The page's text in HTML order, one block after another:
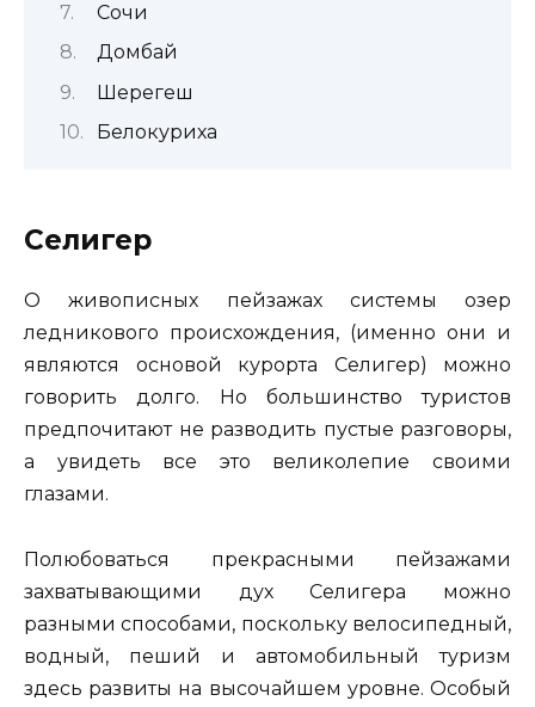
Сочи
Домбай
Шерегеш
Белокуриха
Селигер
О живописных пейзажах системы озер
ледникового происхождения, (именно они и
являются основой курорта Селигер) можно
говорить долго. Но большинство туристов
предпочитают не разводить пустые разговоры,
а увидеть все это великолепие своими
глазами.
Полюбоваться прекрасными пейзажами
захватывающими дух Селигера можно
разными способами, поскольку велосипедный,
водный, пеший и автомобильный туризм
здесь развиты на высочайшем уровне. Особый